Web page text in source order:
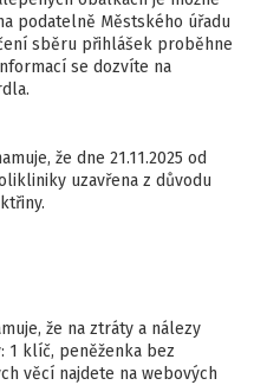
podatelně Městského úřadu
sběru přihlášek proběhne
se dozvíte na
že dne 21.11.2025 od
uzavřena z důvodu
že na ztráty a nálezy
1 klíč, peněženka bez
věcí najdete na webových